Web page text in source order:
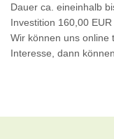
Dauer ca. eineinhalb
Investition 160,00 EUR
Wir können uns online
Interesse, dann